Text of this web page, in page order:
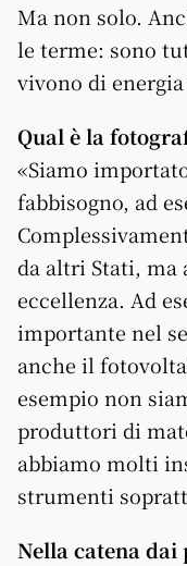
Ma non solo.
le terme: sono
vivono di
Qual è la
«Siamo
fabbisogno, ad
da altri Stati, ma
eccellenza. Ad
importante nel
anche il
esempio non
produttori di
abbiamo molti
strumenti
Nella catena